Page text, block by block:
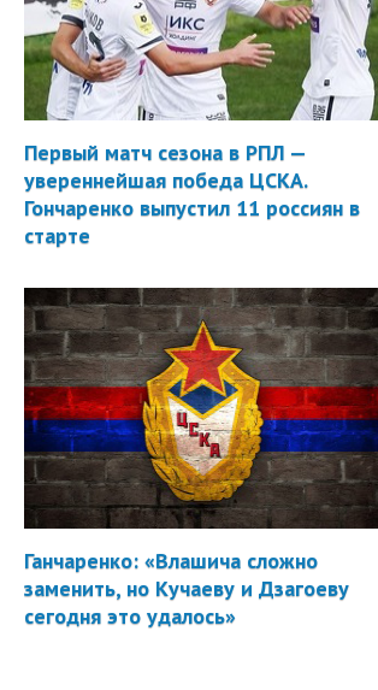
Первый матч сезона в РПЛ —
увереннейшая победа ЦСКА.
Гончаренко выпустил 11 россиян в
старте
Ганчаренко: «Влашича сложно
заменить, но Кучаеву и Дзагоеву
сегодня это удалось»